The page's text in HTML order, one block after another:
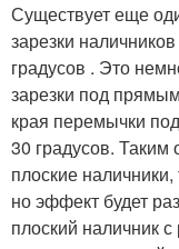
Существует еще
зарезки
градусов . Это
зарезки под
края перемычки
30 градусов. Таким
плоские
но эффект будет
плоский наличник